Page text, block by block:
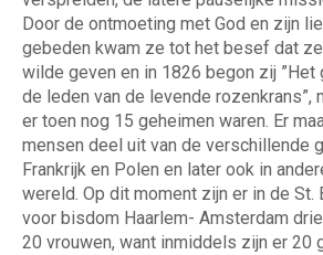
Door de ontmoeting met God en zijn
gebeden kwam ze tot het besef dat
wilde geven en in 1826 begon zij ”Het
de leden van de levende rozenkrans”,
er toen nog 15 geheimen waren. Er
mensen deel uit van de verschillende
Frankrijk en Polen en later ook in
wereld. Op dit moment zijn er in de St.
voor bisdom Haarlem- Amsterdam
20 vrouwen, want inmiddels zijn er 20